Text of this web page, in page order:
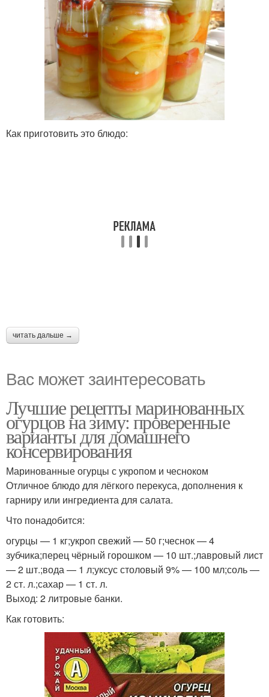
Как приготовить это блюдо:
читать дальше →
Вас может заинтересовать
Лучшие рецепты маринованных
огурцов на зиму: проверенные
варианты для домашнего
консервирования
Маринованные огурцы с укропом и чесноком
Отличное блюдо для лёгкого перекуса, дополнения к
гарниру или ингредиента для салата.
Что понадобится:
огурцы — 1 кг;укроп свежий — 50 г;чеснок — 4
зубчика;перец чёрный горошком — 10 шт.;лавровый лист
— 2 шт.;вода — 1 л;уксус столовый 9% — 100 мл;соль —
2 ст. л.;сахар — 1 ст. л.
Выход: 2 литровые банки.
Как готовить: